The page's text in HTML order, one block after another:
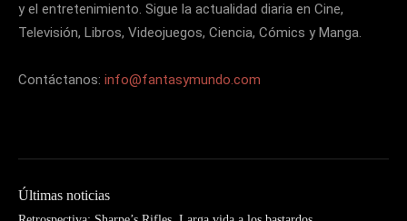
y el entretenimiento. Sigue la actualidad diaria en Cine,
Televisión, Libros, Videojuegos, Ciencia, Cómics y Manga.
Contáctanos: info@fantasymundo.com
Últimas noticias